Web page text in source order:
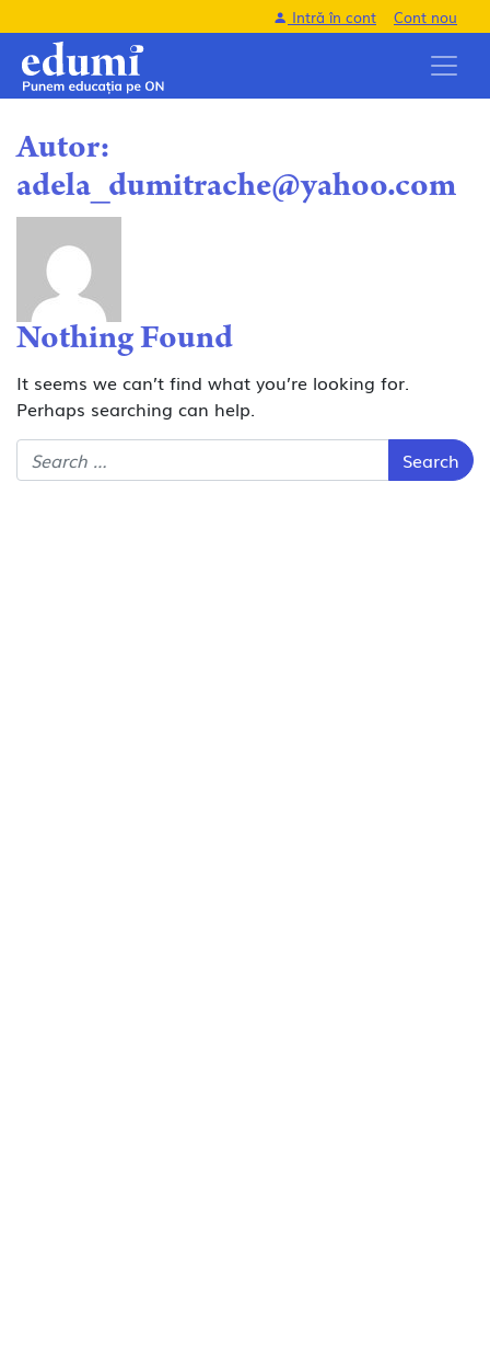
Intră în cont Cont nou
Autor:
adela_dumitrache@yahoo.com
Nothing Found
It seems we can’t find what you’re looking for.
Perhaps searching can help.
Search for: